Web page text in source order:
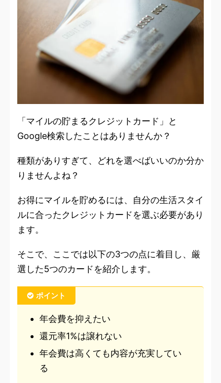
「マイルの貯まるクレジットカード」と
Google検索したことはありませんか？
種類がありすぎて、どれを選べばいいのか分か
りませんよね？
お得にマイルを貯めるには、自分の生活スタイ
ルに合ったクレジットカードを選ぶ必要があり
ます。
そこで、ここでは以下の3つの点に着目し、厳
選した5つのカードを紹介します。
ポイント
年会費を抑えたい
還元率1%は譲れない
年会費は高くても内容が充実してい
る